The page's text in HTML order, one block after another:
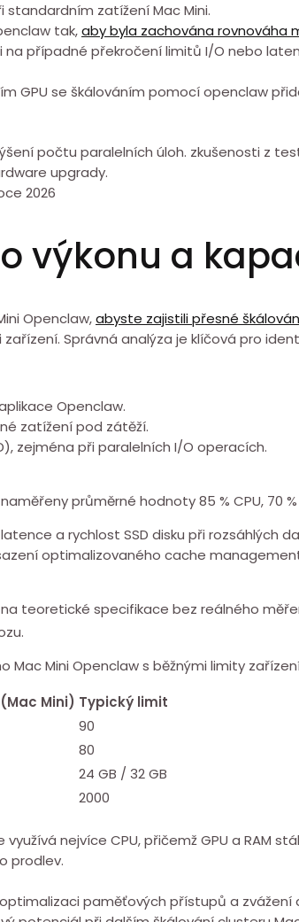
zatížení Mac ⁤Mini.
tak,aby byla zachována rovnováha
případné překročení limitů I/O nebo
GPU se škálováním pomocí openclaw
počtu paralelních úloh. zkušenosti z
upgrady.
výkonu a
Openclaw,abyste zajistili přesné
Správná analýza je klíčová pro
Openclaw.
zatížení pod zátěží.
zejména při paralelních I/O operacích.
průměrné⁤ hodnoty 85 % CPU, 70 %
a ⁢rychlost SSD disku při rozsáhlých
optimalizovaného cache
teoretické specifikace bez reálného
Mac Mini Openclaw s běžnými limity
Mini) Typický limit
90
80
24 GB / 32 GB
2000
nejvíce ⁤CPU, přičemž GPU a RAM
prodlev.
paměťových přístupů a zvážení